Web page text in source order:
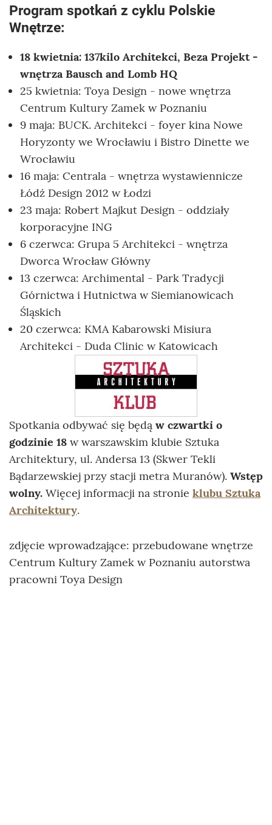
Program spotkań z cyklu Polskie
Wnętrze:
18 kwietnia: 137kilo Architekci, Beza Projekt -
wnętrza Bausch and Lomb HQ
25 kwietnia: Toya Design - nowe wnętrza
Centrum Kultury Zamek w Poznaniu
9 maja: BUCK. Architekci - foyer kina Nowe
Horyzonty we Wrocławiu i Bistro Dinette we
Wrocławiu
16 maja: Centrala - wnętrza wystawiennicze
Łódź Design 2012 w Łodzi
23 maja: Robert Majkut Design - oddziały
korporacyjne ING
6 czerwca: Grupa 5 Architekci - wnętrza
Dworca Wrocław Główny
13 czerwca: Archimental - Park Tradycji
Górnictwa i Hutnictwa w Siemianowicach
Śląskich
20 czerwca: KMA Kabarowski Misiura
Architekci - Duda Clinic w Katowicach
Spotkania odbywać się będą w czwartki o
godzinie 18 w warszawskim klubie Sztuka
Architektury, ul. Andersa 13 (Skwer Tekli
Bądarzewskiej przy stacji metra Muranów). Wstęp
wolny. Więcej informacji na stronie klubu Sztuka
Architektury.
zdjęcie wprowadzające: przebudowane wnętrze
Centrum Kultury Zamek w Poznaniu autorstwa
pracowni Toya Design